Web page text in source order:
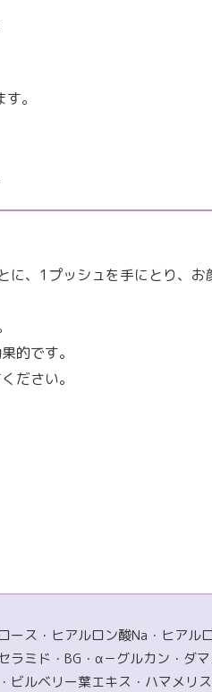
。
に、1プッシュを手にとり、お
的です。
ださい。
ス・ヒアルロン酸Na・ヒアル
ミド・BG・α－グルカン・ダマ
ルベリー葉エキス・ハマメリ